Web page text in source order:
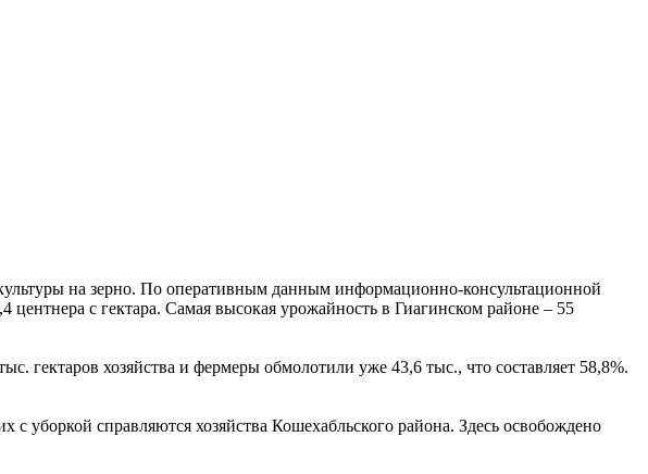
на зерно. По оперативным данным информационно-консультационной
с гектара. Самая высокая урожайность в Гиагинском районе – 55
гектаров хозяйства и фермеры обмолотили уже 43,6 тыс., что составляет 58,8%.
уборкой справляются хозяйства Кошехабльского района. Здесь освобождено